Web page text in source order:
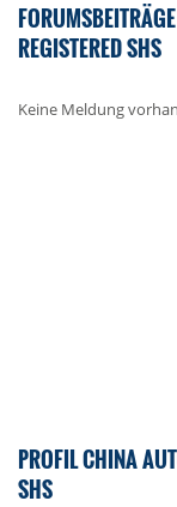
REGISTERED SHS
Keine Meldung
PROFIL CHINA
SHS